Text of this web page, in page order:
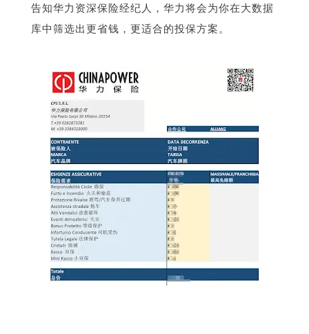
告知华力资深保险经纪人，华力将会为你在大数据
库中筛选出更省钱，更适合的投保方案。